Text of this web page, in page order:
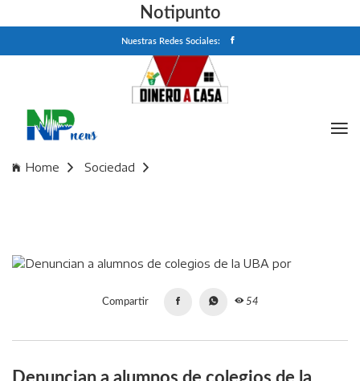
Notipunto
Nuestras Redes Sociales:
Home
Sociedad
Compartir 54